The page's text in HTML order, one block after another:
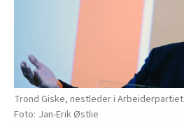
Trond Giske, nestleder i Arbeiderpartiet
Jan-Erik Østlie